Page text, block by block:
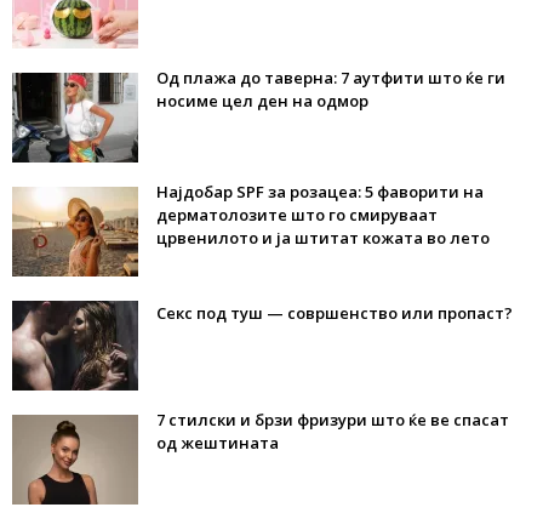
Од плажа до таверна: 7 аутфити што ќе ги
носиме цел ден на одмор
Најдобар SPF за розацеа: 5 фаворити на
дерматолозите што го смируваат
црвенилото и ја штитат кожата во лето
Секс под туш — совршенство или пропаст?
7 стилски и брзи фризури што ќе ве спасат
од жештината